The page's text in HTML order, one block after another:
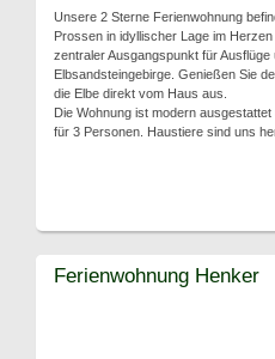
Unsere 2 Sterne Ferienwohnung
Prossen in idyllischer Lage im
zentraler Ausgangspunkt für Ausflüge
Elbsandsteingebirge. Genießen Sie
die Elbe direkt vom Haus aus.
Die Wohnung ist modern
für 3 Personen. Haustiere sind uns
Ferienwohnung Henker